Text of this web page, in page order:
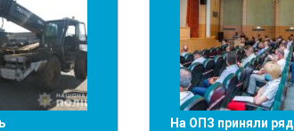
На ОПЗ приняли ряд